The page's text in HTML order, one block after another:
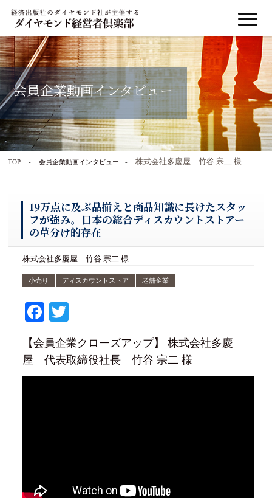
会員企業動画インタビュー
TOP 会員企業動画インタビュー 株式会社多慶屋 竹谷 宗二 様
19万点に及ぶ品揃えと商品知識に長けたスタッ
フが強み。日本の総合ディスカウントストアー
の草分け的存在
株式会社多慶屋 竹谷 宗二 様
小売り ディスカウントストア 老舗企業
Fa
bo
ok
tte
r
【会員企業クローズアップ】 株式会社多慶
屋 代表取締役社長 竹谷 宗二 様